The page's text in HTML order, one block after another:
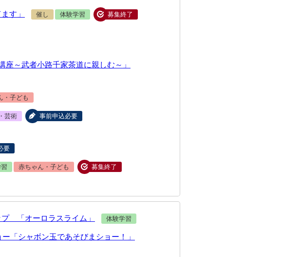
す」 催し 体験学習 募集終了
～武者小路千家茶道に親しむ～」
・子ども
芸術
事前申込必要
要
赤ちゃん・子ども
募集終了
「オーロラスライム」 体験学習
「シャボン玉であそびまショー！」